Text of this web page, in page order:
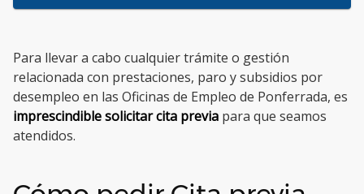
Para llevar a cabo cualquier trámite o gestión
relacionada con prestaciones, paro y subsidios por
desempleo en las Oficinas de Empleo de Ponferrada, es
imprescindible solicitar cita previa para que seamos
atendidos.